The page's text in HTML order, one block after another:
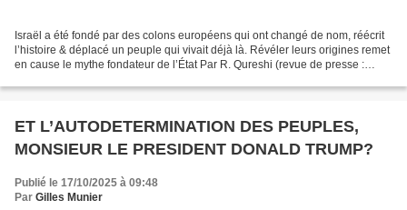
Israël a été fondé par des colons européens qui ont changé de nom, réécrit
l’histoire & déplacé un peuple qui vivait déjà là. Révéler leurs origines remet
en cause le mythe fondateur de l’État Par R. Qureshi (revue de presse :
ET L’AUTODETERMINATION DES PEUPLES,
MONSIEUR LE PRESIDENT DONALD TRUMP?
Publié le 17/10/2025 à 09:48
Par Gilles Munier